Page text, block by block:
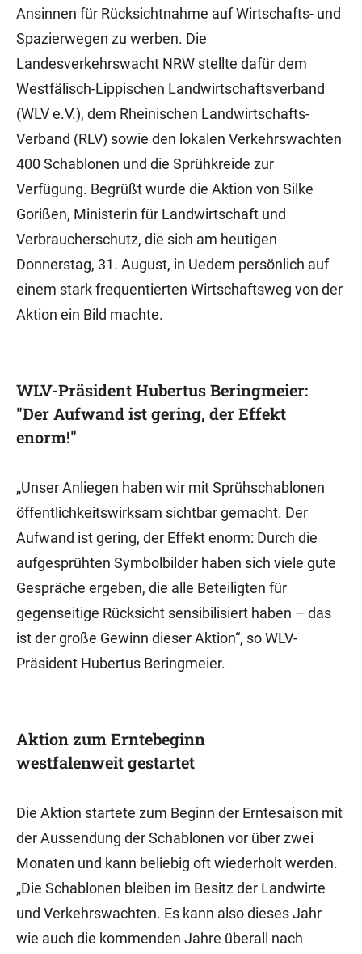
Ansinnen für Rücksichtnahme auf Wirtschafts- und
Spazierwegen zu werben. Die
Landesverkehrswacht NRW stellte dafür dem
Westfälisch-Lippischen Landwirtschaftsverband
(WLV e.V.), dem Rheinischen Landwirtschafts-
Verband (RLV) sowie den lokalen Verkehrswachten
400 Schablonen und die Sprühkreide zur
Verfügung. Begrüßt wurde die Aktion von Silke
Gorißen, Ministerin für Landwirtschaft und
Verbraucherschutz, die sich am heutigen
Donnerstag, 31. August, in Uedem persönlich auf
einem stark frequentierten Wirtschaftsweg von der
Aktion ein Bild machte.
WLV-Präsident Hubertus Beringmeier:
"Der Aufwand ist gering, der Effekt
enorm!"
„Unser Anliegen haben wir mit Sprühschablonen
öffentlichkeitswirksam sichtbar gemacht. Der
Aufwand ist gering, der Effekt enorm: Durch die
aufgesprühten Symbolbilder haben sich viele gute
Gespräche ergeben, die alle Beteiligten für
gegenseitige Rücksicht sensibilisiert haben – das
ist der große Gewinn dieser Aktion“, so WLV-
Präsident Hubertus Beringmeier.
Aktion zum Erntebeginn
westfalenweit gestartet
Die Aktion startete zum Beginn der Erntesaison mit
der Aussendung der Schablonen vor über zwei
Monaten und kann beliebig oft wiederholt werden.
„Die Schablonen bleiben im Besitz der Landwirte
und Verkehrswachten. Es kann also dieses Jahr
wie auch die kommenden Jahre überall nach